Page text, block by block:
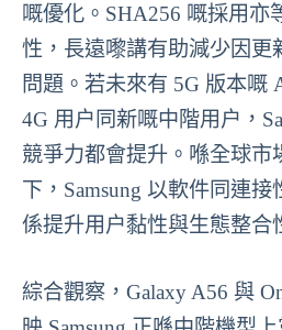
嘅優化。SHA256 嘅採用亦
性，長遠嚟講有助減少因更
問題。若未來有 5G 版本嘅
4G 用户同新嘅中階用户，
競爭力都會提升。喺全球市
下，Samsung 以軟件同連接
係提升用户黏性與生態整合
綜合觀察，Galaxy A56 與